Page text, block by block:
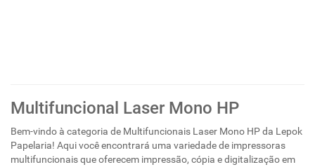
Multifuncional Laser Mono HP
Bem-vindo à categoria de Multifuncionais Laser Mono HP da Lepok
Papelaria! Aqui você encontrará uma variedade de impressoras
multifuncionais que oferecem impressão, cópia e digitalização em